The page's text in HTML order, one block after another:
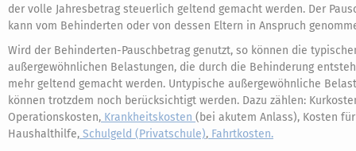
der volle Jahresbetrag steuerlich geltend gemacht werden. Der
kann vom Behinderten oder von dessen Eltern in Anspruch
Wird der Behinderten-Pauschbetrag genutzt, so können die
außergewöhnlichen Belastungen, die durch die Behinderung
mehr geltend gemacht werden. Untypische außergewöhnliche
können trotzdem noch berücksichtigt werden. Dazu zählen:
Operationskosten, Krankheitskosten (bei akutem Anlass), Kosten
Haushalthilfe, Schulgeld (Privatschule), Fahrtkosten.